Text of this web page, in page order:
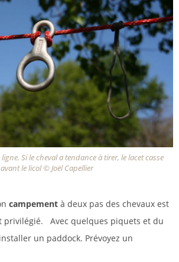
Si le cheval a tendance à tirer, le lacet casse
avant le licol © Joël Capellier
campement à deux pas des chevaux est
privilégié. Avec quelques piquets et du
un paddock. Prévoyez un